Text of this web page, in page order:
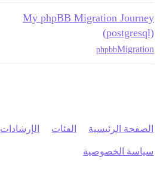
My phpBB Migration Journey
(postgresql)
Migration
phpbb
الصفحة الرئيسية الفئات الإرشادات
سياسة الخصوصية